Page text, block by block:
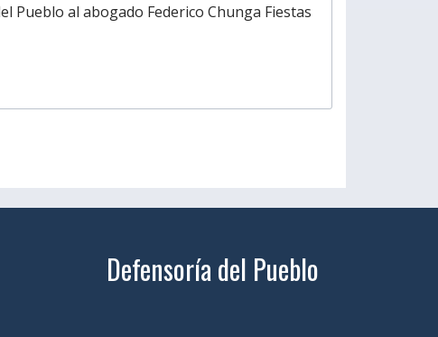
Pueblo al abogado Federico Chunga Fiestas
Defensoría del Pueblo